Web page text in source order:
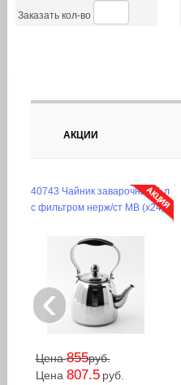
Заказать кол-во
АКЦИИ
40743 Чайник заварочный 1 л
с фильтром нерж/ст MB (х24)
Цена855руб.
Цена 807.5 руб.
‹